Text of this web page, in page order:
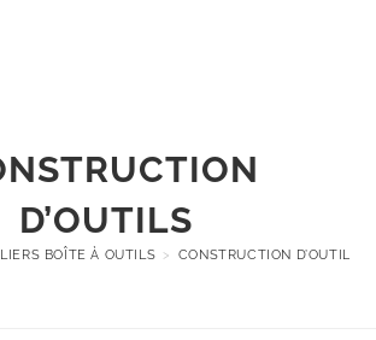
D’OUTILS
BOÎTE À OUTILS > CONSTRUCTION D’OUTILS